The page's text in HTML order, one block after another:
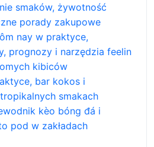
smaków, żywotność
porady zakupowe
nay w praktyce,
prognozy i narzędzia feelin
kibiców
bar kokos i
smakach
kèo bóng đá i
pod w zakładach